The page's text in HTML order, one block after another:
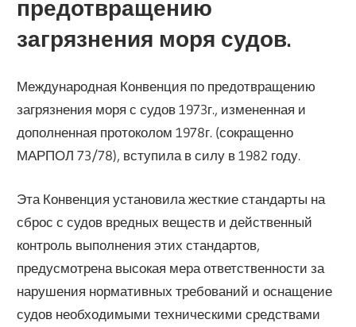
предотвращению
загрязнения моря судов.
Международная Конвенция по предотвращению
загрязнения моря с судов 1973г., измененная и
дополненная протоколом 1978г. (сокращенно
МАРПОЛ 73/78), вступила в силу в 1982 году.
Эта Конвенция установила жесткие стандарты на
сброс с судов вредных веществ и действенный
контроль выполнения этих стандартов,
предусмотрена высокая мера ответственности за
нарушения нормативных требований и оснащение
судов необходимыми техническими средствами